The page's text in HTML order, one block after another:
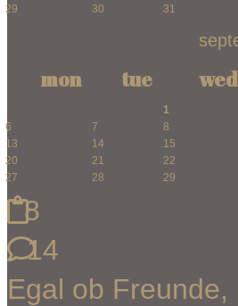
29
30 31
mon tue wed
1
6
7 8
13
14 15
20
21 22
27
28 29
8
14
Egal ob